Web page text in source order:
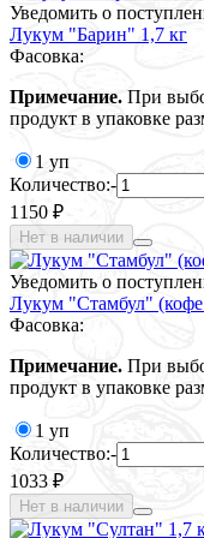
Уведомить о
Лукум "Барин" 1,7 кг
Фасовка:
Примечание. При
продукт в упаковке
1 уп
Количество:-
1150 ₽
Нет в наличии
Уведомить о
Лукум "Стамбул" (кофе
Фасовка:
Примечание. При
продукт в упаковке
1 уп
Количество:-
1033 ₽
Нет в наличии